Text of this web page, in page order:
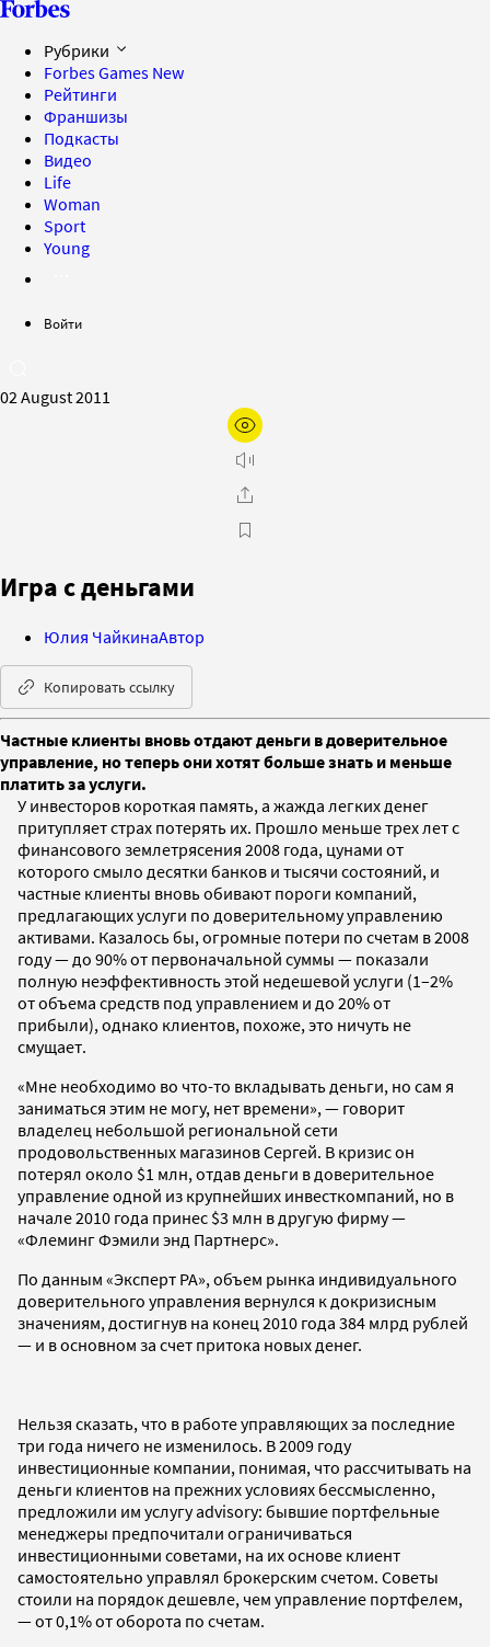
Рубрики
Forbes Games New
Рейтинги
Франшизы
Подкасты
Видео
Life
Woman
Sport
Young
Войти
02 August 2011
Игра с деньгами
Юлия ЧайкинаАвтор
Копировать ссылку
Частные клиенты вновь отдают деньги в доверительное
управление, но теперь они хотят больше знать и меньше
платить за услуги.
У инвесторов короткая память, а жажда легких денег
притупляет страх потерять их. Прошло меньше трех лет с
финансового землетрясения 2008 года, цунами от
которого смыло десятки банков и тысячи состояний, и
частные клиенты вновь обивают пороги компаний,
предлагающих услуги по доверительному управлению
активами. Казалось бы, огромные потери по счетам в 2008
году — до 90% от первоначальной суммы — показали
полную неэффективность этой недешевой услуги (1–2%
от объема средств под управлением и до 20% от
прибыли), однако клиентов, похоже, это ничуть не
смущает.
«Мне необходимо во что-то вкладывать деньги, но сам я
заниматься этим не могу, нет времени», — говорит
владелец небольшой региональной сети
продовольственных магазинов Сергей. В кризис он
потерял около $1 млн, отдав деньги в доверительное
управление одной из крупнейших инвесткомпаний, но в
начале 2010 года принес $3 млн в другую фирму —
«Флеминг Фэмили энд Партнерс».
По данным «Эксперт РА», объем рынка индивидуального
доверительного управления вернулся к докризисным
значениям, достигнув на конец 2010 года 384 млрд рублей
— и в основном за счет притока новых денег.
Нельзя сказать, что в работе управляющих за последние
три года ничего не изменилось. В 2009 году
инвестиционные компании, понимая, что рассчитывать на
деньги клиентов на прежних условиях бессмысленно,
предложили им услугу advisory: бывшие портфельные
менеджеры предпочитали ограничиваться
инвестиционными советами, на их основе клиент
самостоятельно управлял брокерским счетом. Советы
стоили на порядок дешевле, чем управление портфелем,
— от 0,1% от оборота по счетам.